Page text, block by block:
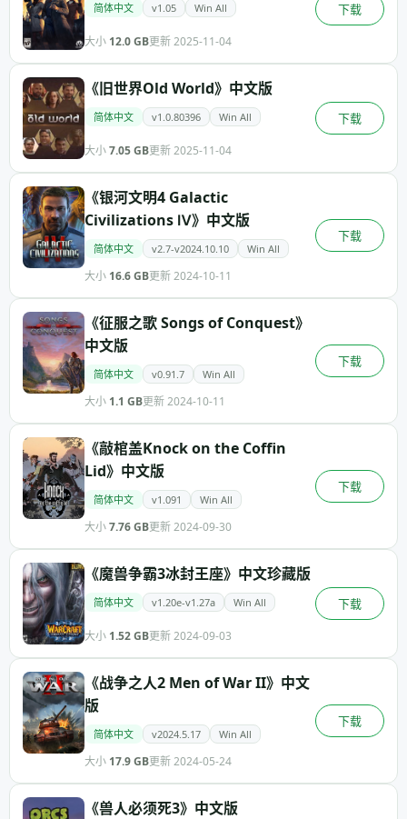
简体中文 v1.05 Win All
大小 12.0 GB更新 2025-11-04
下载
《旧世界Old World》中文版
简体中文 v1.0.80396 Win All
大小7.05 GB更新 2025-11-04
下载
《银河文明4 Galactic
Civilizations Ⅳ》中文版
简体中文 v2.7-v2024.10.10 Win All
大小 16.6 GB更新 2024-10-11
下载
《征服之歌 Songs of Conquest》
中文版
简体中文 v0.91.7 Win All
大小 1.1 GB更新 2024-10-11
下载
《敲棺盖Knock on the Coffin
Lid》中文版
简体中文 v1.091 Win All
大小7.76 GB更新 2024-09-30
下载
《魔兽争霸3冰封王座》中文珍藏版
简体中文 v1.20e-v1.27a Win All
大小 1.52 GB更新 2024-09-03
下载
《战争之人2 Men of War II》中文
版
简体中文 v2024.5.17 Win All
大小 17.9 GB更新 2024-05-24
下载
《兽人必须死3》中文版